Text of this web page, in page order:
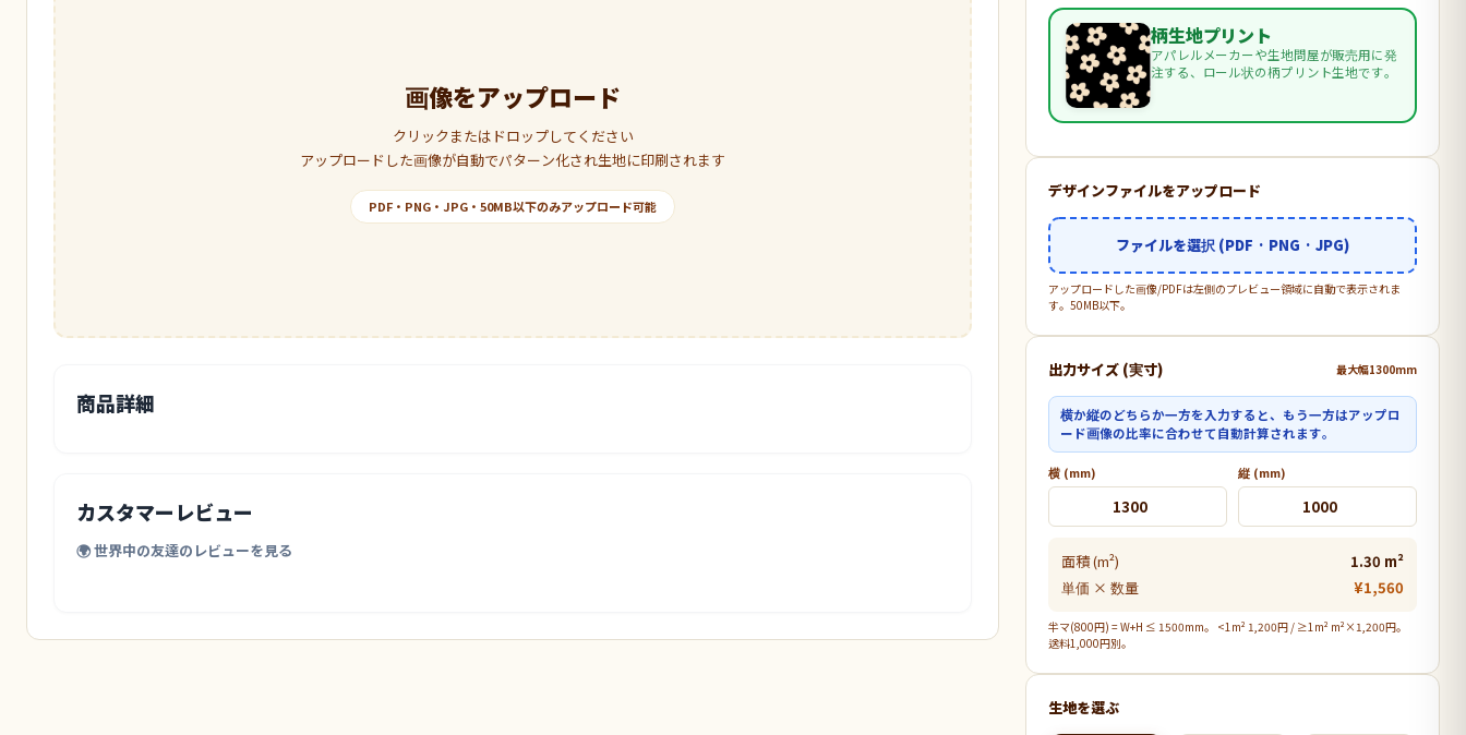
画像をアップロード
クリックまたはドロップしてください
アップロードした画像が自動でパターン化され生地に印刷されます
PDF・PNG・JPG・50MB以下のみアップロード可能
商品詳細
カスタマーレビュー
🌍 世界中の友達のレビューを見る
柄生地プリント
アパレルメーカーや生地問屋が販売用に発
注する、ロール状の柄プリント生地です。
デザインファイルをアップロード
ファイルを選択 (PDF · PNG · JPG)
アップロードした画像/PDFは左側のプレビュー領域に自動で表示されま
す。50MB以下。
出力サイズ (実寸) 最大幅1300mm
横か縦のどちらか一方を入力すると、もう一方はアップロ
ード画像の比率に合わせて自動計算されます。
横 (mm) 縦 (mm)
面積 (m²)
1.30 m²
単価 × 数量
¥1,560
半マ(800円) = W+H ≤ 1500mm。 <1m² 1,200円 / ≥1m² m²×1,200円。
送料1,000円別。
生地を選ぶ